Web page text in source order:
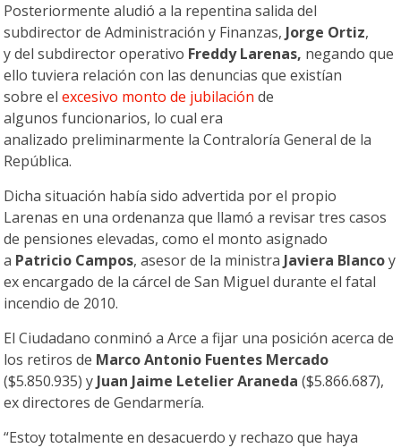
Posteriormente aludió a la repentina salida del
subdirector de Administración y Finanzas, Jorge Ortiz,
y del subdirector operativo Freddy Larenas, negando que
ello tuviera relación con las denuncias que existían
sobre elexcesivo monto de jubilación de
algunos funcionarios, lo cual era
analizado preliminarmente la Contraloría General de la
República.
Dicha situación había sido advertida por el propio
Larenas en una ordenanza que llamó a revisar tres casos
de pensiones elevadas, como el monto asignado
a Patricio Campos, asesor de la ministra Javiera Blancoy
ex encargado de la cárcel de San Miguel durante el fatal
incendio de 2010.
El Ciudadano conminó a Arce a fijar una posición acerca de
los retiros de Marco Antonio Fuentes Mercado
($5.850.935) y Juan Jaime Letelier Araneda ($5.866.687),
ex directores de Gendarmería.
“Estoy totalmente en desacuerdo y rechazo que haya